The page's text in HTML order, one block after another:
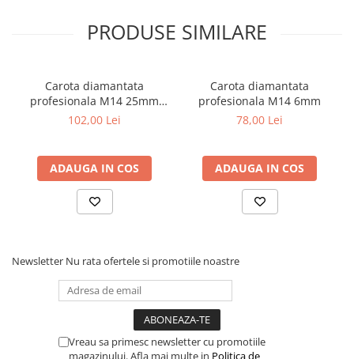
Coliere din plastic
Ventuze
Gletiere, spacluri si mistrii
Gletiere din inox
Gletiere profesionale
Mistrii drepte si pentru colturi
Instrumente pentru scris si trasat
Creioane si creta
PRODUSE SIMILARE
Carota diamantata
profesionala M14 25mm
Motive
102,00 Lei
ADAUGA IN COS
Carota diamantata
profesionala M14 6mm
78,00 Lei
ADAUGA IN COS
Newsletter Nu rata ofertele si promotiile noastre
Vreau sa primesc newsletter cu promotiile
magazinului. Afla mai multe in Politica de